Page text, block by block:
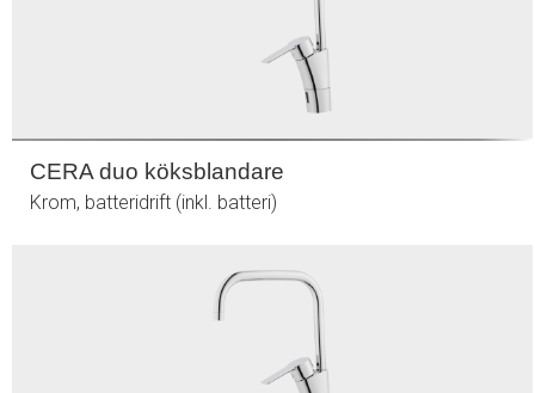
CERA duo köksblandare
Krom, batteridrift (inkl. batteri)